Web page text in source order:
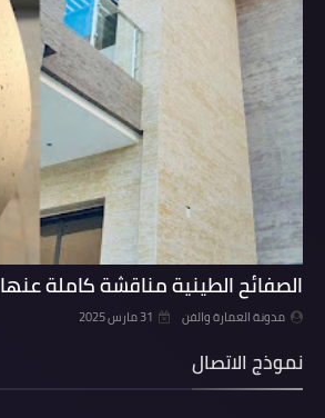
الصفائح الطينية مناقشة كاملة عنها
مدونة العمارة والفن 31 مارس 2025
نموذج الاتصال